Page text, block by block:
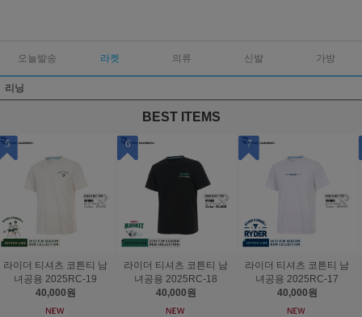
오늘발송 라켓 의류 신발 가방
리닝
BEST ITEMS
티셔츠 코튼티 남
용 2025RC-18
40,000원
라이더 티셔츠 코튼티 남
녀공용 2025RC-17
40,000원
라이더 티셔츠 남녀공용
배드민턴상의 2025R-20
55,000원
라